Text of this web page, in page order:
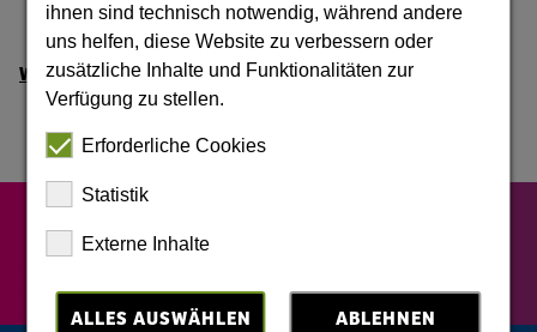
Weitere Informationen
ihnen sind technisch notwendig, während andere
uns helfen, diese Website zu verbessern oder
zusätzliche Inhalte und Funktionalitäten zur
Verfügung zu stellen.
Erforderliche Cookies
Statistik
Externe Inhalte
ALLES AUSWÄHLEN ABLEHNEN